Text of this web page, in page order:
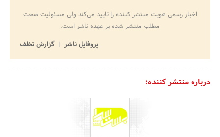
اخبار رسمی هویت منتشر کننده را تایید می‌کند ولی مسئولیت صحت
مطلب منتشر شده بر عهده ناشر است.
پروفایل ناشر
گزارش تخلف
درباره منتشر کننده: